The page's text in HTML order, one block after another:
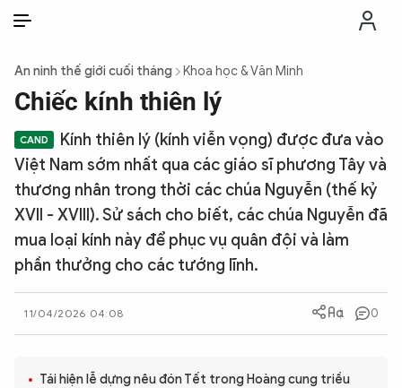
THỜI SỰ
CHỐNG DIỄN BIẾN HÒA BÌNH
CÔNG AN TRONG LÒNG DÂN
XÃ HỘI
PHÁP LUẬT
CÔNG NGHỆ
An ninh thế giới cuối tháng Khoa học & Văn Minh
Chiếc kính thiên lý
Kính thiên lý (kính viễn vọng) được đưa vào
Việt Nam sớm nhất qua các giáo sĩ phương Tây và
thương nhân trong thời các chúa Nguyễn (thế kỷ
XVII - XVIII). Sử sách cho biết, các chúa Nguyễn đã
mua loại kính này để phục vụ quân đội và làm
phần thưởng cho các tướng lĩnh.
11/04/2026 04:08 0
Tái hiện lễ dựng nêu đón Tết trong Hoàng cung triều